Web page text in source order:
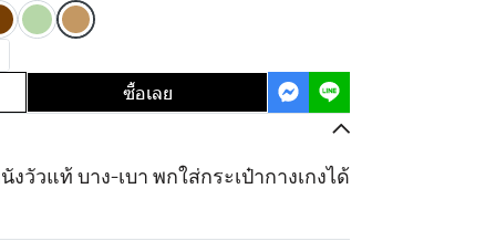
ซื้อเลย
งวัวแท้ บาง-เบา พกใส่กระเป๋ากางเกงได้